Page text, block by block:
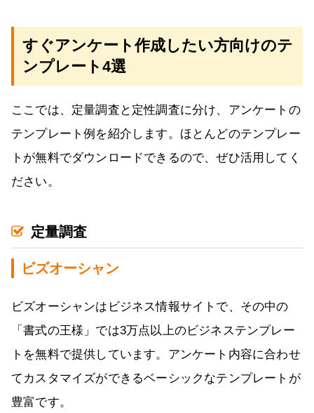
すぐアンケート作成したい方向けのテ
ンプレート4選
ここでは、定量調査と定性調査に分け、アンケートの
テンプレート例を紹介します。ほとんどのテンプレー
トが無料でダウンロードできるので、ぜひ活用してく
ださい。
定量調査
ビズオーシャン
ビズオーシャンはビジネス情報サイトで、その中の
「書式の王様」では3万点以上のビジネステンプレー
トを無料で提供しています。アンケート内容に合わせ
てカスタマイズができるベーシックなテンプレートが
豊富です。